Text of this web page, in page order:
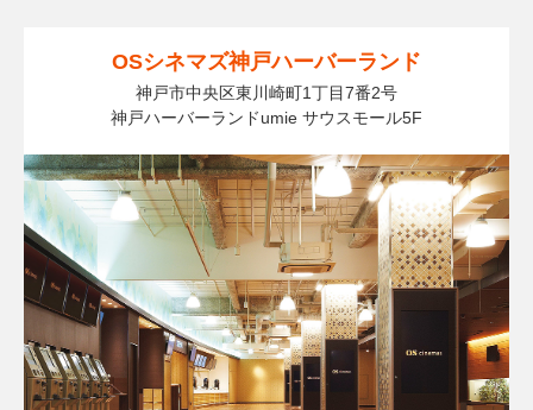
OSシネマズ神戸ハーバーランド
神戸市中央区東川崎町1丁目7番2号
神戸ハーバーランドumie サウスモール5F